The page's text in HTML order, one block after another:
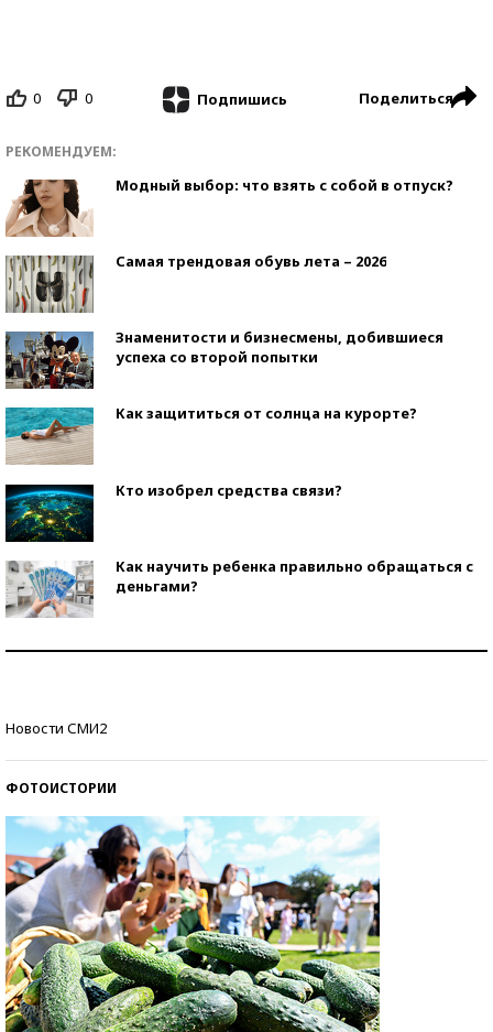
0 0 Подпишись Поделиться
РЕКОМЕНДУЕМ:
Модный выбор: что взять с собой в отпуск?
Самая трендовая обувь лета – 2026
Знаменитости и бизнесмены, добившиеся
успеха со второй попытки
Как защититься от солнца на курорте?
Кто изобрел средства связи?
Как научить ребенка правильно обращаться с
деньгами?
Новости СМИ2
ФОТОИСТОРИИ